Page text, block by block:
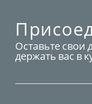
Оставьте свои
держать вас в
адрес